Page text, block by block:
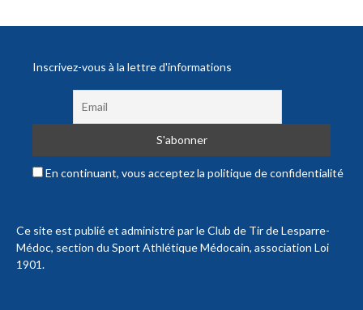
Inscrivez-vous à la lettre d'informations
En continuant, vous acceptez la politique de confidentialité
Ce site est publié et administré par le Club de Tir de Lesparre-
Médoc, section du Sport Athlétique Médocain, association Loi
1901.